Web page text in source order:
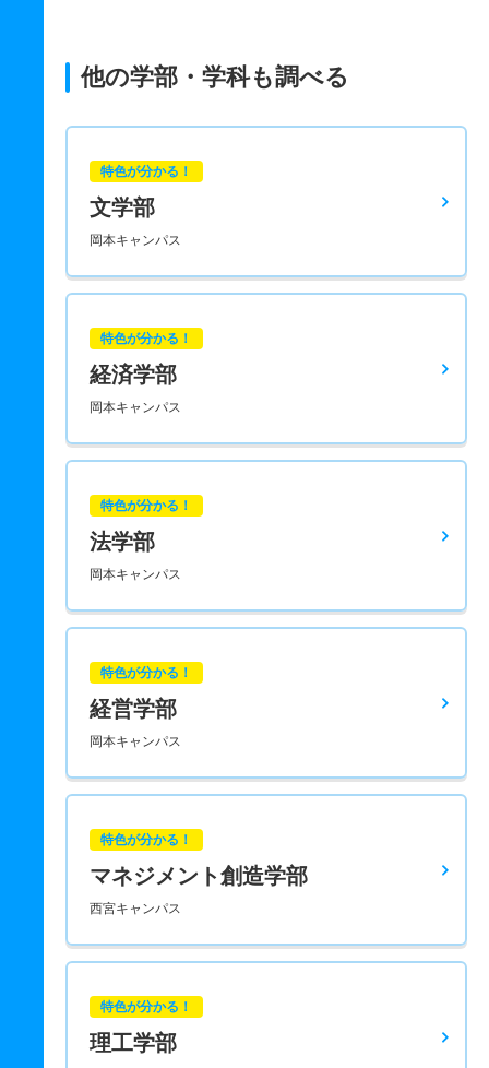
他の学部・学科も調べる
特色が分かる！
文学部
岡本キャンパス
特色が分かる！
経済学部
岡本キャンパス
特色が分かる！
法学部
岡本キャンパス
特色が分かる！
経営学部
岡本キャンパス
特色が分かる！
マネジメント創造学部
西宮キャンパス
特色が分かる！
理工学部